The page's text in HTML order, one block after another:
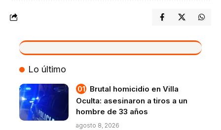
VIVO
Lo último
Brutal homicidio en Villa
Oculta: asesinaron a tiros a un
hombre de 33 años
agosto 8, 2026